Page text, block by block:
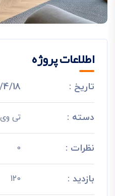
اطلاعات پروژه
تاریخ : 4/18
دسته : تی
نظرات : 0
بازدید : 120